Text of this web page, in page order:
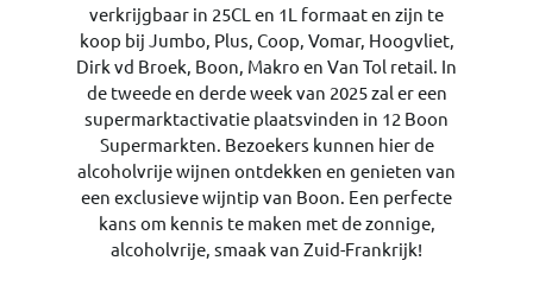
verkrijgbaar in 25CL en 1L formaat en zijn te
koop bij Jumbo, Plus, Coop, Vomar, Hoogvliet,
Dirk vd Broek, Boon, Makro en Van Tol retail. In
de tweede en derde week van 2025 zal er een
supermarktactivatie plaatsvinden in 12 Boon
Supermarkten. Bezoekers kunnen hier de
alcoholvrije wijnen ontdekken en genieten van
een exclusieve wijntip van Boon. Een perfecte
kans om kennis te maken met de zonnige,
alcoholvrije, smaak van Zuid-Frankrijk!